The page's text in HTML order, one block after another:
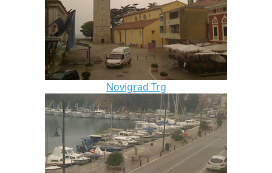
Novigrad Trg